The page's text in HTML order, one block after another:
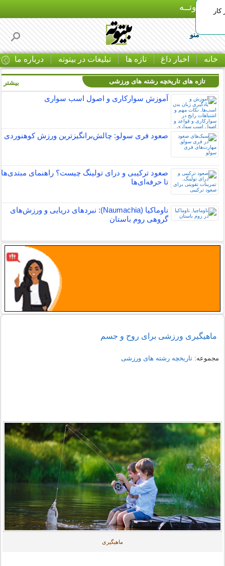
بـیتوتــه
منو
خانه اخبار داغ تازه ها تبلیغات در بیتوته درباره ما
تازه های تاریخچه رشته های ورزشی
آموزش سوارکاری و اصول اسب سواری
صعود فری سولو: چالش‌برانگیزترین ورزش کوهنوردی
صعود ترکیبی و درای تولینگ چیست؟ راهنمای مبتدی‌ها
تا حرفه‌ای‌ها
ناوماکیا (Naumachia): نبردهای دریایی و ورزش‌های
گروهی روم باستان
بیشتر
ماهیگیری ورزشی برای روح و جسم
مجموعه:تاریخچه رشته های ورزشی
ماهیگیری